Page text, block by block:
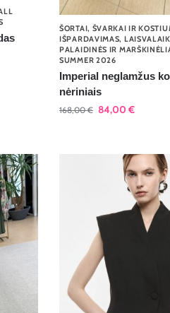
ŠORTAI, ŠVARKAI IR
IŠPARDAVIMAS,
PALAIDINĖS IR
SUMMER 2026
Imperial neglamžus
nėriniais
168,00€ 84,00€